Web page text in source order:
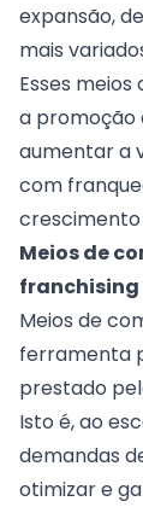
expansão,
mais
Esses
a promoção
aumentar a
com
crescimento
Meios de
franchising
Meios de
ferramenta
prestado
Isto é, ao
demandas
otimizar e